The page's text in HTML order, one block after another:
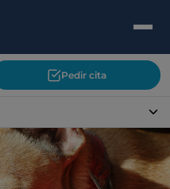
Pedir cita